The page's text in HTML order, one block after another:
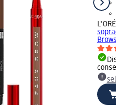
L'ORÉAL
Brows